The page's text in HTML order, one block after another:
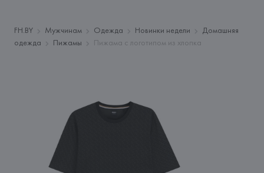
FH.BY Мужчинам Одежда Новинки недели
Домашняя
одежда
Пижамы Пижама с логотипом из хлопка